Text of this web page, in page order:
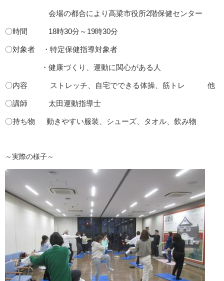
会場の都合により高梁市役所2階保健センター
〇時間 18時30分～19時30分
〇対象者 ・特定保健指導対象者
・健康づくり、運動に関心がある人
〇内容 ストレッチ、自宅でできる体操、筋トレ 他
〇講師 太田運動指導士
〇持ち物 動きやすい服装、シューズ、タオル、飲み物
～実際の様子～